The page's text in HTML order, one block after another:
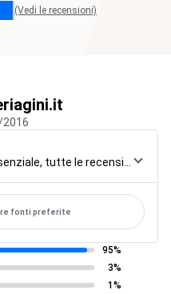
(Vedi le recensioni)
2016
fonti preferite
95%
3%
1%